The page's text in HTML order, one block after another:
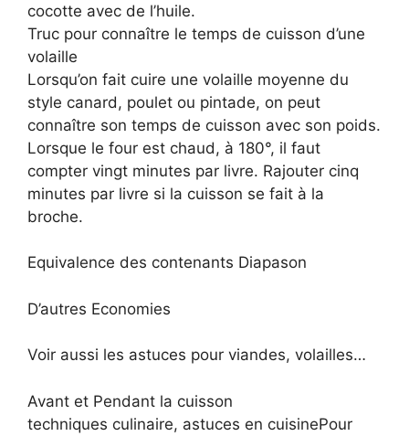
cocotte avec de l’huile.
Truc pour connaître le temps de cuisson d’une
volaille
Lorsqu’on fait cuire une volaille moyenne du
style canard, poulet ou pintade, on peut
connaître son temps de cuisson avec son poids.
Lorsque le four est chaud, à 180°, il faut
compter vingt minutes par livre. Rajouter cinq
minutes par livre si la cuisson se fait à la
broche.
Equivalence des contenants Diapason
D’autres Economies
Voir aussi les astuces pour viandes, volailles…
Avant et Pendant la cuisson
techniques culinaire, astuces en cuisinePour